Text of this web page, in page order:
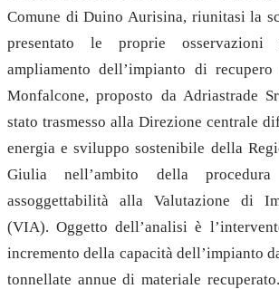
Comune di Duino Aurisina, riunitasi la
presentato le proprie
ampliamento dell’impianto di
Monfalcone, proposto da Adriastrade
stato trasmesso alla Direzione centrale
energia e sviluppo sostenibile della
Giulia nell’ambito della
assoggettabilità alla Valutazione di
(VIA). Oggetto dell’analisi è
incremento della capacità dell’impianto
tonnellate annue di materiale